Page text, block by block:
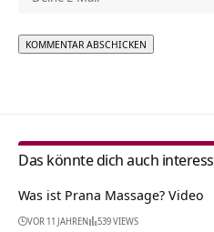
Das könnte dich auch
Was ist Prana Massage? Video
VOR 11 JAHREN 539 VIEWS